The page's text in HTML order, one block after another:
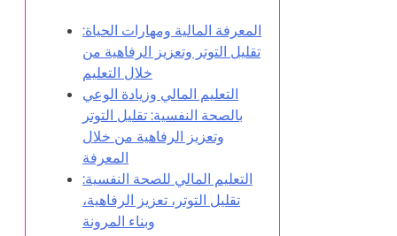
المعرفة المالية ومهارات الحياة:
تقليل التوتر وتعزيز الرفاهية من
خلال التعليم
التعليم المالي وزيادة الوعي
بالصحة النفسية: تقليل التوتر
وتعزيز الرفاهية من خلال
المعرفة
التعليم المالي للصحة النفسية:
تقليل التوتر، تعزيز الرفاهية،
وبناء المرونة